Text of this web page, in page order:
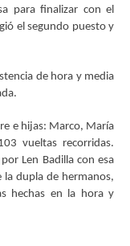
para finalizar con el
el segundo puesto y
de hora y media
e hijas: Marco, María
vueltas recorridas.
Len Badilla con esa
la dupla de hermanos,
hechas en la hora y